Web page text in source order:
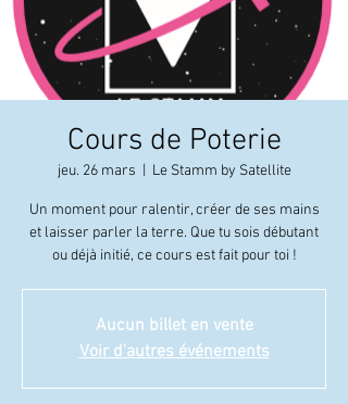
Cours de Poterie
jeu. 26 mars Le Stamm by Satellite
Un moment pour ralentir, créer de ses mains
et laisser parler la terre. Que tu sois débutant
ou déjà initié, ce cours est fait pour toi !
Aucun billet en vente
Voir d'autres événements